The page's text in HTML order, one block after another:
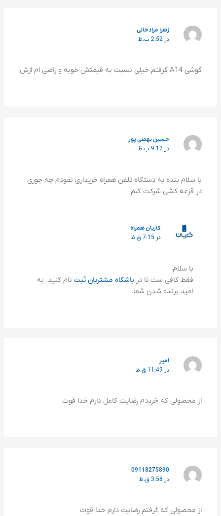
زهرا مرادخانی
در 2:52 ب.ظ
گوشی A14 گرفتم خیلی نسبت به قیمتش خوبه و راضی ام ازش
حسین بهمنی پور
در 9:12 ب.ظ
با سلام بنده یه دستگاه تلفن همراه خریداری نمودم چه جوری
در قرعه کشی شرکت کنم
کاریان همراه
در 7:15 ق.ظ
با سلام،
فقط کافی ست تا در باشگاه مشتریان ثبت نام کنید. به
امید برنده شدن شما.
امیر
در 11:49 ق.ظ
از محصولی که خریدم رضایت کامل دارم خدا قوت
09118275890
در 3:58 ق.ظ
از محصولی که گرفتم رضایت دارم خدا قوت